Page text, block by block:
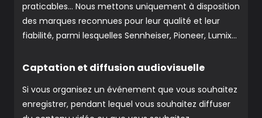
praticables… Nous mettons uniquement à disposition
des marques reconnues pour leur qualité et leur
fiabilité, parmi lesquelles Sennheiser, Pioneer, Lumix…
Captation et diffusion audiovisuelle
Si vous organisez un événement que vous souhaitez
enregistrer, pendant lequel vous souhaitez diffuser